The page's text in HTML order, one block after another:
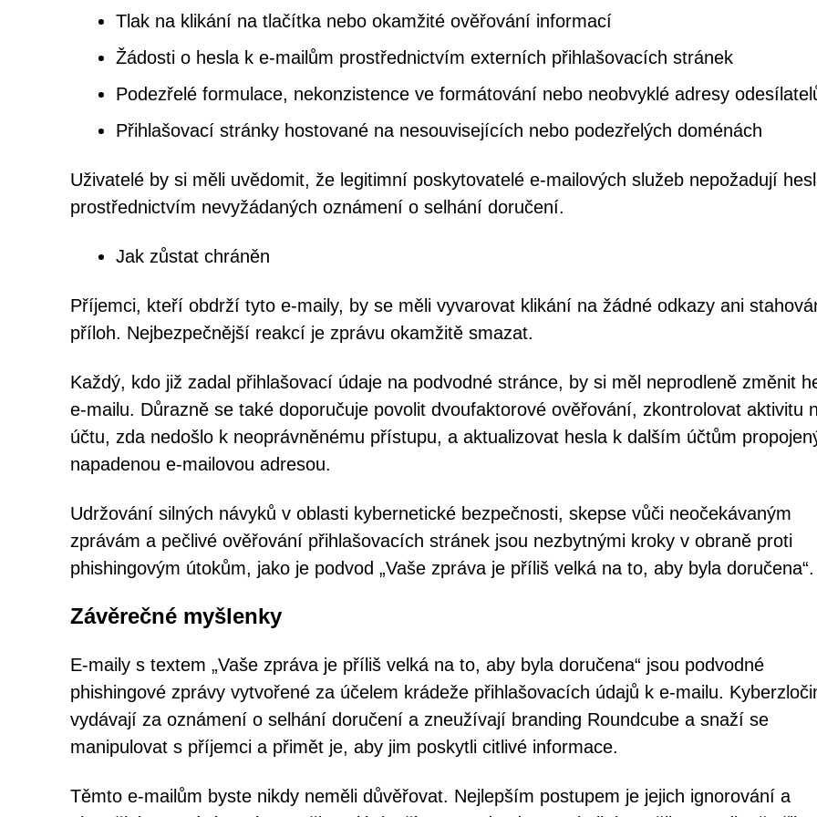
Tlak na klikání na tlačítka nebo okamžité ověřování informací
Žádosti o hesla k e-mailům prostřednictvím externích přihlašovacích stránek
Podezřelé formulace, nekonzistence ve formátování nebo neobvyklé adresy
Přihlašovací stránky hostované na nesouvisejících nebo podezřelých doménách
Uživatelé by si měli uvědomit, že legitimní poskytovatelé e-mailových služeb nepožadují
prostřednictvím nevyžádaných oznámení o selhání doručení.
Jak zůstat chráněn
Příjemci, kteří obdrží tyto e-maily, by se měli vyvarovat klikání na žádné odkazy ani
příloh. Nejbezpečnější reakcí je zprávu okamžitě smazat.
Každý, kdo již zadal přihlašovací údaje na podvodné stránce, by si měl neprodleně změnit
e-mailu. Důrazně se také doporučuje povolit dvoufaktorové ověřování, zkontrolovat aktivitu
účtu, zda nedošlo k neoprávněnému přístupu, a aktualizovat hesla k dalším účtům
napadenou e-mailovou adresou.
Udržování silných návyků v oblasti kybernetické bezpečnosti, skepse vůči neočekávaným
zprávám a pečlivé ověřování přihlašovacích stránek jsou nezbytnými kroky v obraně proti
phishingovým útokům, jako je podvod „Vaše zpráva je příliš velká na to, aby byla doručena“.
Závěrečné myšlenky
E-maily s textem „Vaše zpráva je příliš velká na to, aby byla doručena“ jsou podvodné
phishingové zprávy vytvořené za účelem krádeže přihlašovacích údajů k e-mailu.
vydávají za oznámení o selhání doručení a zneužívají branding Roundcube a snaží se
manipulovat s příjemci a přimět je, aby jim poskytli citlivé informace.
Těmto e-mailům byste nikdy neměli důvěřovat. Nejlepším postupem je jejich ignorování a